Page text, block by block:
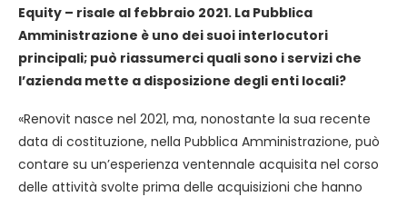
Equity – risale al febbraio 2021. La Pubblica
Amministrazione è uno dei suoi interlocutori
principali; può riassumerci quali sono i servizi che
l’azienda mette a disposizione degli enti locali?
«Renovit nasce nel 2021, ma, nonostante la sua recente
data di costituzione, nella Pubblica Amministrazione, può
contare su un’esperienza ventennale acquisita nel corso
delle attività svolte prima delle acquisizioni che hanno